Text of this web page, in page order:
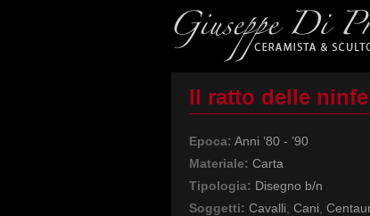
Il ratto delle ninfe
Epoca: Anni ’80 - ’90
Materiale: Carta
Tipologia: Disegno b/n
Soggetti: Cavalli Cani